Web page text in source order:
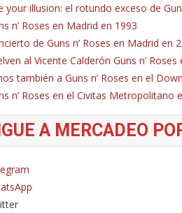
your illusion: el rotundo exceso de
n’ Roses en Madrid en 1993
de Guns n’ Roses en Madrid en
al Vicente Calderón Guns n’ Roses
también a Guns n’ Roses en el
n’ Roses en el Civitas Metropolitano
A MERCADEO